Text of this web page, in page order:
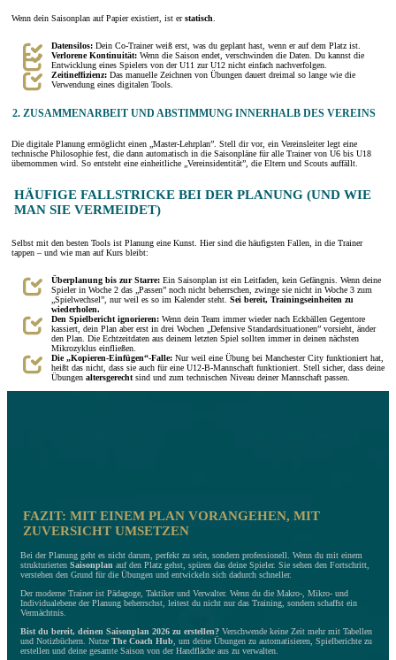
Wenn dein Saisonplan auf Papier existiert, ist erstatisch
Datensilos: Dein Co-Trainer weiß erst, was du geplant hast, wenn er auf dem Platz ist.
Verlorene Kontinuität: Wenn die Saison endet, verschwinden die Daten. Du kannst die
Entwicklung eines Spielers von der U11 zur U12 nicht einfach nachverfolgen.
Zeitineffizienz: Das manuelle Zeichnen von Übungen dauert dreimal so lange wie die
Verwendung eines digitalen Tools.
2. ZUSAMMENARBEIT UND ABSTIMMUNG INNERHALB DES VEREINS
Die digitale Planung ermöglicht einen „Master-Lehrplan”. Stell dir vor, ein Vereinsleiter legt eine
technische Philosophie fest, die dann automatisch in die Saisonpläne für alle Trainer von U6 bis U18
übernommen wird. So entsteht eine einheitliche „Vereinsidentität”, die Eltern und Scouts auffällt.
HÄUFIGE FALLSTRICKE BEI DER PLANUNG (UND WIE
MAN SIE VERMEIDET)
Selbst mit den besten Tools ist Planung eine Kunst. Hier sind die häufigsten Fallen, in die Trainer
tappen – und wie man auf Kurs bleibt:
Überplanung bis zur Starre: Ein Saisonplan ist ein Leitfaden, kein Gefängnis. Wenn deine
Spieler in Woche 2 das „Passen” noch nicht beherrschen, zwinge sie nicht in Woche 3 zum
„Spielwechsel”, nur weil es so im Kalender steht. Sei bereit, Trainingseinheiten zu
wiederholen.
Den Spielbericht ignorieren: Wenn dein Team immer wieder nach Eckbällen Gegentore
kassiert, dein Plan aber erst in drei Wochen „Defensive Standardsituationen” vorsieht, änder
den Plan. Die Echtzeitdaten aus deinem letzten Spiel sollten immer in deinen nächsten
Mikrozyklus einfließen.
Die „Kopieren-Einfügen“-Falle: Nur weil eine Übung bei Manchester City funktioniert hat,
heißt das nicht, dass sie auch für eine U12-B-Mannschaft funktioniert. Stell sicher, dass deine
Übungen altersgerecht sind und zum technischen Niveau deiner Mannschaft passen.
FAZIT: MIT EINEM PLAN VORANGEHEN, MIT
ZUVERSICHT UMSETZEN
Bei der Planung geht es nicht darum, perfekt zu sein, sondern professionell. Wenn du mit einem
strukturierten Saisonplan auf den Platz gehst, spüren das deine Spieler. Sie sehen den Fortschritt,
verstehen den Grund für die Übungen und entwickeln sich dadurch schneller.
Der moderne Trainer ist Pädagoge, Taktiker und Verwalter. Wenn du die Makro-, Mikro- und
Individualebene der Planung beherrschst, leitest du nicht nur das Training, sondern schaffst ein
Vermächtnis.
Bist du bereit, deinen Saisonplan 2026 zu erstellen? Verschwende keine Zeit mehr mit Tabellen
und Notizbüchern. Nutze The Coach Hub , um deine Übungen zu automatisieren, Spielberichte zu
erstellen und deine gesamte Saison von der Handfläche aus zu verwalten.